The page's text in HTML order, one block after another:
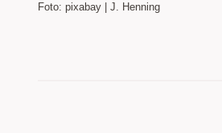
Foto: pixabay | J. Henning